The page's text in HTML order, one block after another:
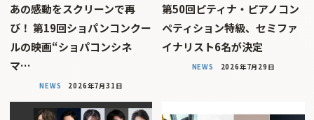
あの感動をスクリーンで再
び！ 第19回ショパンコンクー
ルの映画“ショパコンシネ
マ…
NEWS 2026年7月31日
第50回ピティナ・ピアノコン
ペティション特級、セミファ
イナリスト6名が決定
NEWS 2026年7月29日